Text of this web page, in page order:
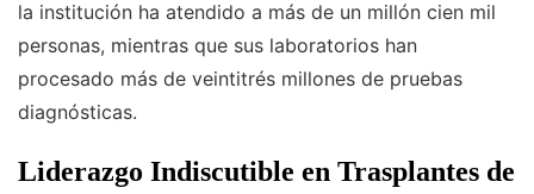
la institución ha atendido a más de un millón cien mil
personas, mientras que sus laboratorios han
procesado más de veintitrés millones de pruebas
diagnósticas.
Liderazgo Indiscutible en Trasplantes de